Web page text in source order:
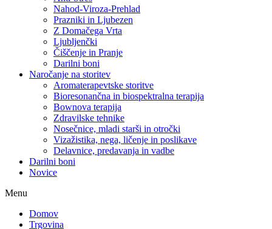
Nahod-Viroza-Prehlad
Prazniki in Ljubezen
Z Domačega Vrta
Ljubljenčki
Čiščenje in Pranje
Darilni boni
Naročanje na storitev
Aromaterapevtske storitve
Bioresonančna in biospektralna terapija
Bownova terapija
Zdravilske tehnike
Nosečnice, mladi starši in otročki
Vizažistika, nega, ličenje in poslikave
Delavnice, predavanja in vadbe
Darilni boni
Novice
Menu
Domov
Trgovina